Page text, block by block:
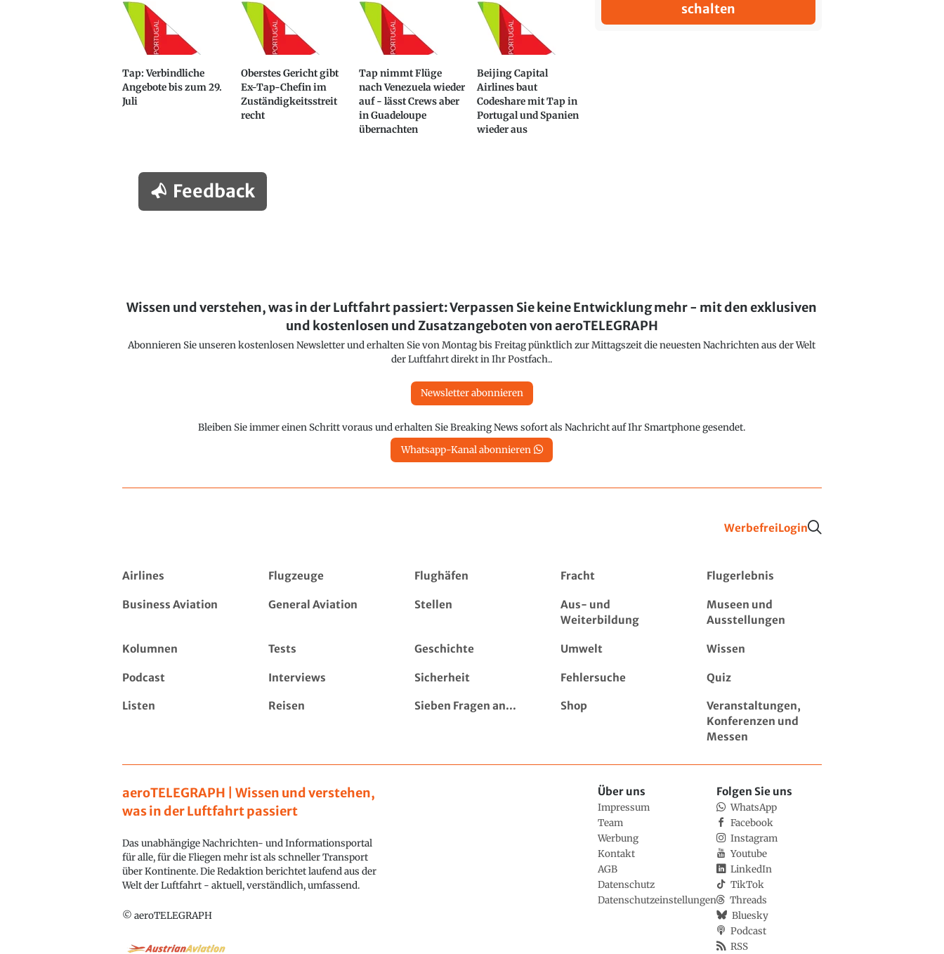
Tap: Verbindliche
Angebote bis zum 29.
Juli
Oberstes Gericht gibt
Ex-Tap-Chefin im
Zuständigkeitsstreit
recht
Tap nimmt Flüge
nach Venezuela wieder
auf - lässt Crews aber
in Guadeloupe
übernachten
Beijing Capital
Airlines baut
Codeshare mit Tap in
Portugal und Spanien
wieder aus
Feedback
schalten
Wissen und verstehen, was in der Luftfahrt passiert: Verpassen Sie keine Entwicklung mehr - mit den exklusiven
und kostenlosen und Zusatzangeboten von aeroTELEGRAPH
Abonnieren Sie unseren kostenlosen Newsletter und erhalten Sie von Montag bis Freitag pünktlich zur Mittagszeit die neuesten Nachrichten aus der Welt
der Luftfahrt direkt in Ihr Postfach..
Newsletter abonnieren
Bleiben Sie immer einen Schritt voraus und erhalten Sie Breaking News sofort als Nachricht auf Ihr Smartphone gesendet.
Whatsapp-Kanal abonnieren
WerbefreiLogin
Airlines Flugzeuge Flughäfen Fracht Flugerlebnis
Business Aviation General Aviation Stellen
Aus- und
Weiterbildung
Museen und
Ausstellungen
Kolumnen Tests Geschichte Umwelt Wissen
Podcast Interviews Sicherheit Fehlersuche Quiz
Listen Reisen Sieben Fragen an... Shop
Veranstaltungen,
Konferenzen und
Messen
aeroTELEGRAPH | Wissen und verstehen,
was in der Luftfahrt passiert
Das unabhängige Nachrichten- und Informationsportal
für alle, für die Fliegen mehr ist als schneller Transport
über Kontinente. Die Redaktion berichtet laufend aus der
Welt der Luftfahrt - aktuell, verständlich, umfassend.
© aeroTELEGRAPH
Über uns
Impressum
Team
Werbung
Kontakt
AGB
Datenschutz
Datenschutzeinstellungen
Folgen Sie uns
WhatsApp
Facebook
Instagram
Youtube
LinkedIn
TikTok
Threads
Bluesky
Podcast
RSS